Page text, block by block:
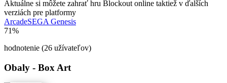
Aktuálne si môžete zahrať hru Blockout online taktiež v ďalších
verziách pre platformy
ArcadeSEGA Genesis
71%
hodnotenie (26 užívateľov)
Obaly - Box Art